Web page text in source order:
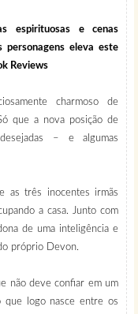
espirituosas e cenas
personagens eleva este
Reviews
charmoso de
que a nova posição de
– e algumas
as três inocentes irmãs
a casa. Junto com
de uma inteligência e
próprio Devon.
não deve confiar em um
que logo nasce entre os